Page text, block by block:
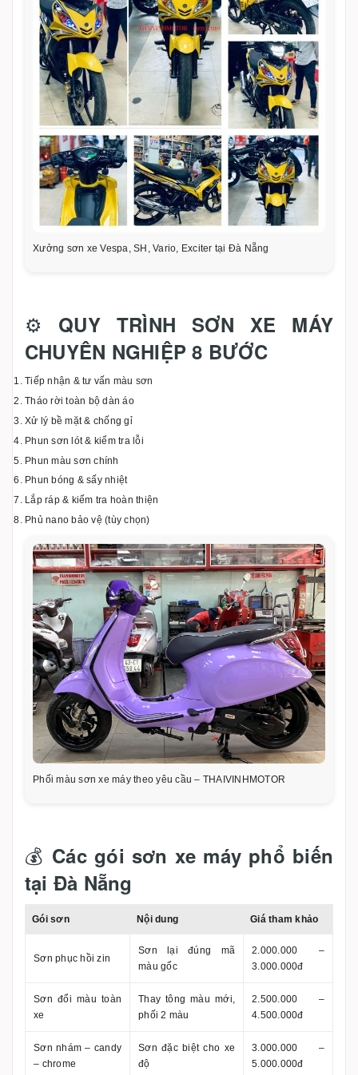
Xưởng sơn xe Vespa, SH, Vario, Exciter tại Đà Nẵng
⚙️ QUY TRÌNH SƠN XE MÁY
CHUYÊN NGHIỆP 8 BƯỚC
Tiếp nhận & tư vấn màu sơn
Tháo rời toàn bộ dàn áo
Xử lý bề mặt & chống gỉ
Phun sơn lót & kiểm tra lỗi
Phun màu sơn chính
Phun bóng & sấy nhiệt
Lắp ráp & kiểm tra hoàn thiện
Phủ nano bảo vệ (tùy chọn)
Phối màu sơn xe máy theo yêu cầu – THAIVINHMOTOR
💰 Các gói sơn xe máy phổ biến
tại Đà Nẵng
Gói sơn Nội dung Giá tham khảo
Sơn phục hồi zin
Sơn lại đúng mã
màu gốc
2.000.000 –
3.000.000đ
Sơn đổi màu toàn
xe
Thay tông màu mới,
phối 2 màu
2.500.000 –
4.500.000đ
Sơn nhám – candy
– chrome
Sơn đặc biệt cho xe
độ
3.000.000 –
5.000.000đ